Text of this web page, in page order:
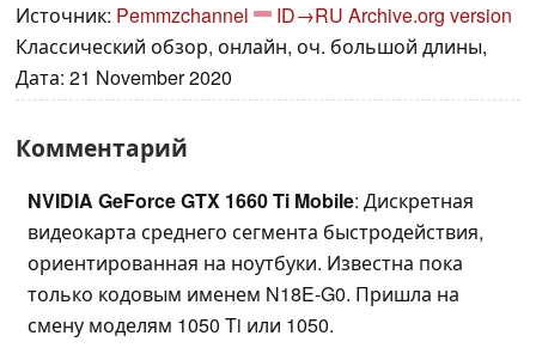
Источник: Pemmzchannel ID→RU Archive.org version
Классический обзор, онлайн, оч. большой длины,
Дата: 21 November 2020
Комментарий
NVIDIA GeForce GTX 1660 Ti Mobile: Дискретная
видеокарта среднего сегмента быстродействия,
ориентированная на ноутбуки. Известна пока
только кодовым именем N18E-G0. Пришла на
смену моделям 1050 Ti или 1050.